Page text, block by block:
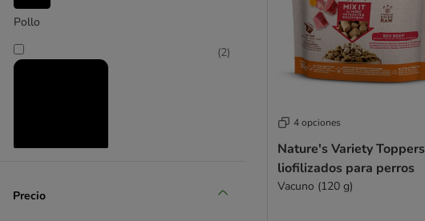
Pollo
(2)
Precio
4 opciones
Nature's Variety Toppers
liofilizados para perros
Vacuno (120 g)